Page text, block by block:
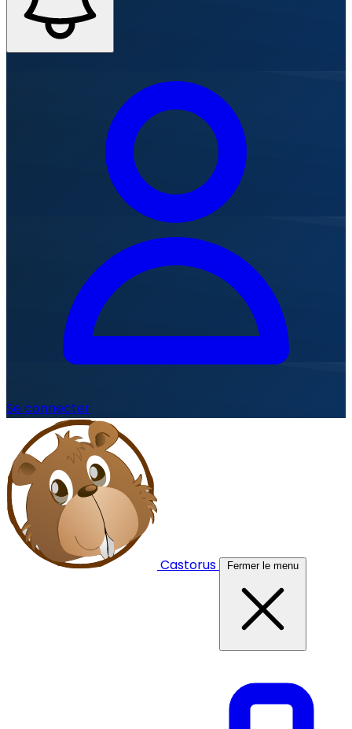
Se connecter
Castorus Fermer le menu